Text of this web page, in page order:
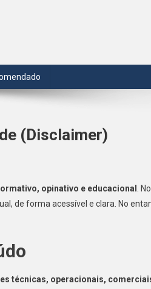
(Disclaimer)
opinativo e educacional
.
de forma acessível e clara. No
técnicas, operacionais,